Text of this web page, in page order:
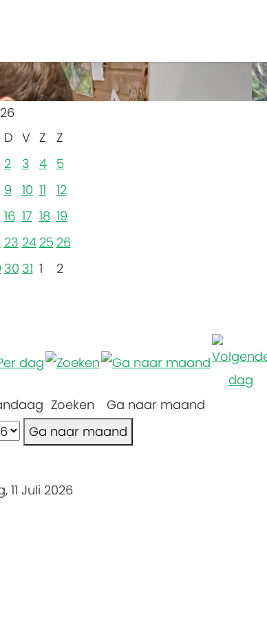
D V Z
Z
2 3 4
5
9 10 11
12
16 17 18 19
23 24 25 26
30 31 1 2
Zoeken
Ga naar maand
Ga naar maand
11 Juli 2026